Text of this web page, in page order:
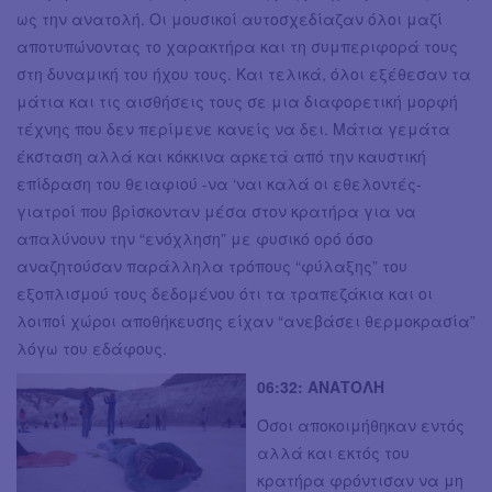
ως την ανατολή. Οι μουσικοί αυτοσχεδίαζαν όλοι μαζί
αποτυπώνοντας το χαρακτήρα και τη συμπεριφορά τους
στη δυναμική του ήχου τους. Και τελικά, όλοι εξέθεσαν τα
μάτια και τις αισθήσεις τους σε μια διαφορετική μορφή
τέχνης που δεν περίμενε κανείς να δει. Μάτια γεμάτα
έκσταση αλλά και κόκκινα αρκετά από την καυστική
επίδραση του θειαφιού -να ‘ναι καλά οι εθελοντές-
γιατροί που βρίσκονταν μέσα στον κρατήρα για να
απαλύνουν την “ενόχληση” με φυσικό ορό όσο
αναζητούσαν παράλληλα τρόπους “φύλαξης” του
εξοπλισμού τους δεδομένου ότι τα τραπεζάκια και οι
λοιποί χώροι αποθήκευσης είχαν “ανεβάσει θερμοκρασία”
λόγω του εδάφους.
06:32: ΑΝΑΤΟΛΗ
Όσοι αποκοιμήθηκαν εντός
αλλά και εκτός του
κρατήρα φρόντισαν να μη